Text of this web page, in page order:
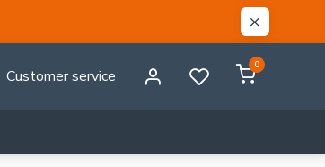
Customer service
0